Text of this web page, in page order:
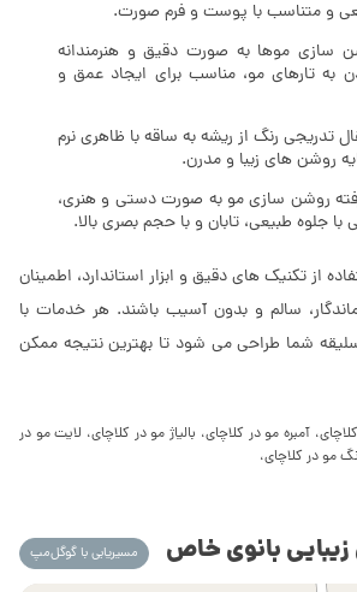
و متناسب با پوست و فرم صورت.
سازی موها به صورت دقیق و هنرمندانه
به تارهای مو، مناسب برای ایجاد عمق و
تدریجی رنگ از ریشه به ساقه با ظاهری نرم
روشن های زیبا و مدرن.
روشن سازی مو به صورت دستی و هنری،
جلوه طبیعی، تابان و با حجم بصری بالا.
از تکنیک های دقیق و ابزار استاندارد، اطمینان
سالم و بدون آسیب باشند. هر خدمات با
شما طراحی می شود تا بهترین نتیجه ممکن
آمبره مو در کلاچای، بالیاژ مو در کلاچای، لایت مو در
مو در کلاچای،
بانوی خاص مسیریابی با گوگل‌مپ